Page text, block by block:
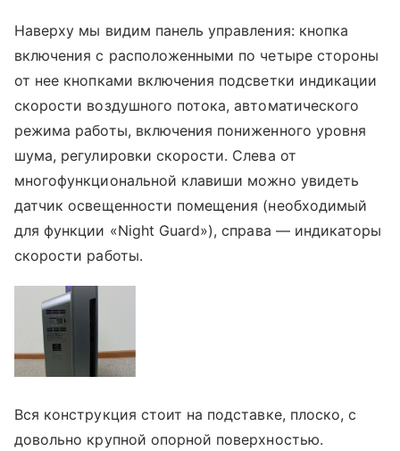
Наверху мы видим панель управления: кнопка
включения с расположенными по четыре стороны
от нее кнопками включения подсветки индикации
скорости воздушного потока, автоматического
режима работы, включения пониженного уровня
шума, регулировки скорости. Слева от
многофункциональной клавиши можно увидеть
датчик освещенности помещения (необходимый
для функции «Night Guard»), справа — индикаторы
скорости работы.
Вся конструкция стоит на подставке, плоско, с
довольно крупной опорной поверхностью.